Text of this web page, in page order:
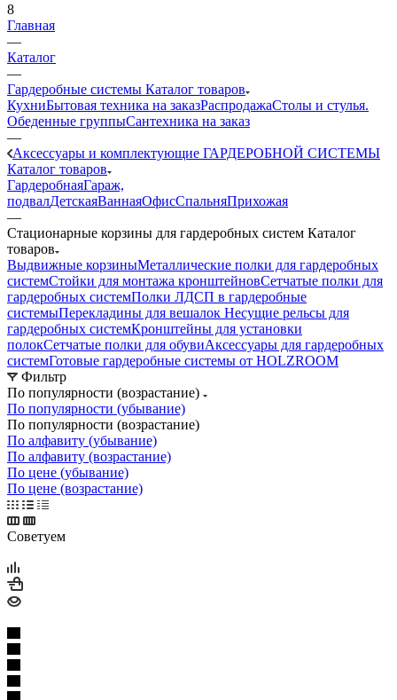
8
Главная
—
Каталог
—
Гардеробные системы Каталог товаров
КухниБытовая техника на заказРаспродажаСтолы и стулья.
Обеденные группыСантехника на заказ
—
Аксессуары и комплектующие ГАРДЕРОБНОЙ СИСТЕМЫ
Каталог товаров
ГардеробнаяГараж,
подвалДетскаяВаннаяОфисСпальняПрихожая
—
Стационарные корзины для гардеробных систем Каталог
товаров
Выдвижные корзиныМеталлические полки для гардеробных
системСтойки для монтажа кронштейновСетчатые полки для
гардеробных системПолки ЛДСП в гардеробные
системыПерекладины для вешалок Несущие рельсы для
гардеробных системКронштейны для установки
полокСетчатые полки для обувиАксессуары для гардеробных
системГотовые гардеробные системы от HOLZROOM
Фильтр
По популярности (возрастание)
По популярности (убывание)
По популярности (возрастание)
По алфавиту (убывание)
По алфавиту (возрастание)
По цене (убывание)
По цене (возрастание)
Советуем